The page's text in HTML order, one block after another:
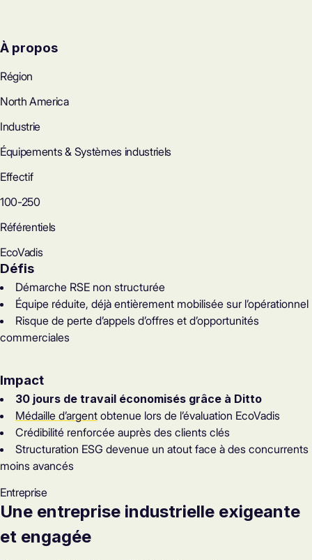
À propos
Région
North America
Industrie
Équipements & Systèmes industriels
Effectif
100-250
Référentiels
EcoVadis
Défis
Démarche RSE non structurée
Équipe réduite, déjà entièrement mobilisée sur l’opérationnel
Risque de perte d’appels d’offres et d’opportunités
commerciales
Impact
30 jours de travail économisés grâce à Ditto
Médaille d’argent obtenue lors de l’évaluation EcoVadis
Crédibilité renforcée auprès des clients clés
Structuration ESG devenue un atout face à des concurrents
moins avancés
Entreprise
Une entreprise industrielle exigeante
et engagée